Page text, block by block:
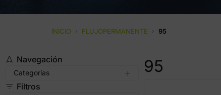
INICIO › FLUJOPERMANENTE › 95
Navegación
Categorías
Filtros
95